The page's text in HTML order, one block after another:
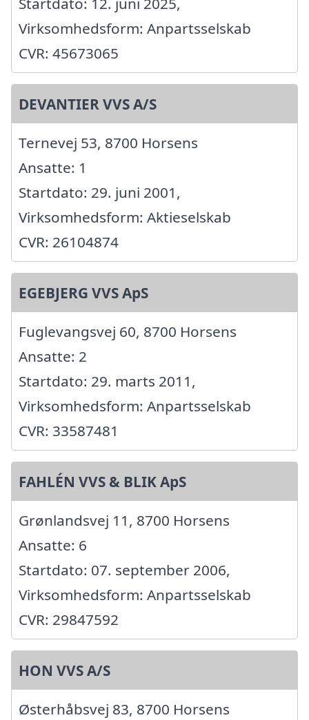
Virksomhedsform: Anpartsselskab
CVR: 45673065
DEVANTIER VVS A/S
Ternevej 53, 8700 Horsens
Ansatte: 1
Startdato: 29. juni 2001,
Virksomhedsform: Aktieselskab
CVR: 26104874
EGEBJERG VVS ApS
Fuglevangsvej 60, 8700 Horsens
Ansatte: 2
Startdato: 29. marts 2011,
Virksomhedsform: Anpartsselskab
CVR: 33587481
FAHLÉN VVS & BLIK ApS
Grønlandsvej 11, 8700 Horsens
Ansatte: 6
Startdato: 07. september 2006,
Virksomhedsform: Anpartsselskab
CVR: 29847592
HON VVS A/S
Østerhåbsvej 83, 8700 Horsens